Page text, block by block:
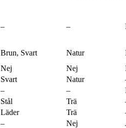
– –
Brun, Svart Natur
Nej Nej
Svart Natur
– –
Stål Trä
Läder Trä
– Nej